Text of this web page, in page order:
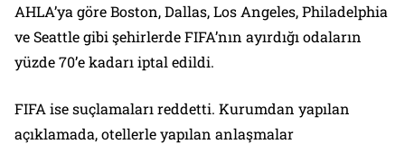
AHLA’ya göre Boston, Dallas, Los Angeles, Philadelphia
ve Seattle gibi şehirlerde FIFA’nın ayırdığı odaların
yüzde 70’e kadarı iptal edildi.
FIFA ise suçlamaları reddetti. Kurumdan yapılan
açıklamada, otellerle yapılan anlaşmalar